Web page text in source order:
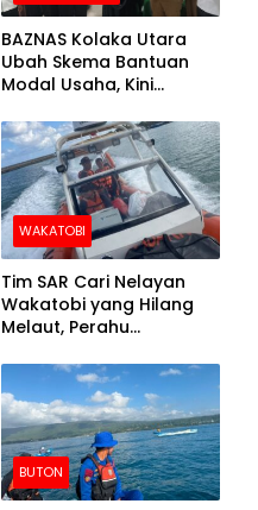
BAZNAS Kolaka Utara
Ubah Skema Bantuan
Modal Usaha, Kini
Barang Senilai Rp419,5
Juta
WAKATOBI
Tim SAR Cari Nelayan
Wakatobi yang Hilang
Melaut, Perahu
Kemasukan Air
BUTON